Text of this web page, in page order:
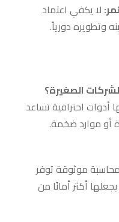
لا يكفي اعتماد
وتطويره دورياً.
أدوات احترافية تساعد
أو موارد ضخمة.
موثوقة توفر
أكثر أمانًا من